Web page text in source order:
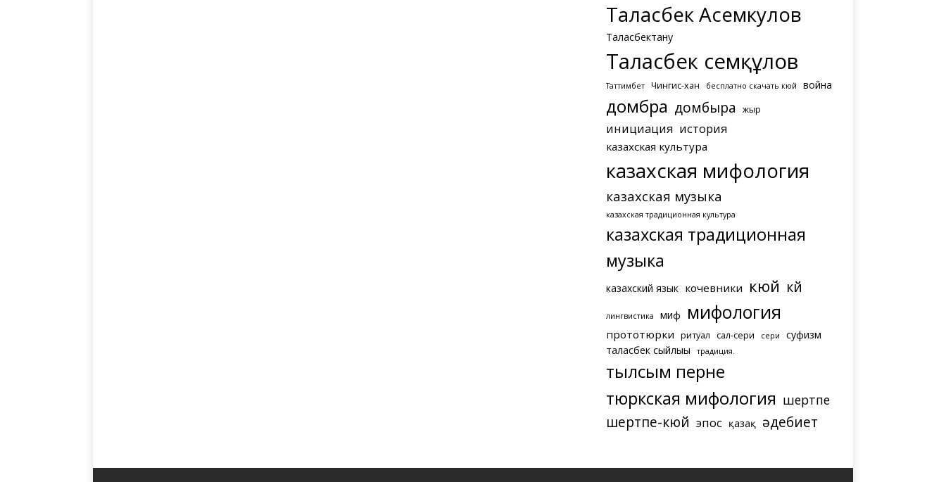
Таласбек Асемкулов
Таласбектану
Таласбек Әсемқұлов
Таттимбет Чингис-хан бесплатно скачать кюй война
домбра домбыра жыр
инициация история
казахская культура
казахская мифология
казахская музыка
казахская традиционная культура
казахская традиционная
музыка
казахский язык кочевники кюй күй
лингвистика миф мифология
прототюрки ритуал сал-сери сери
суфизм
таласбек сыйлығы
традиция.
тылсым перне
тюркская мифология шертпе
шертпе-кюй эпос қазақ әдебиет